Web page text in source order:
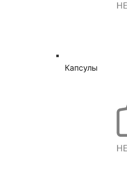
Капсулы